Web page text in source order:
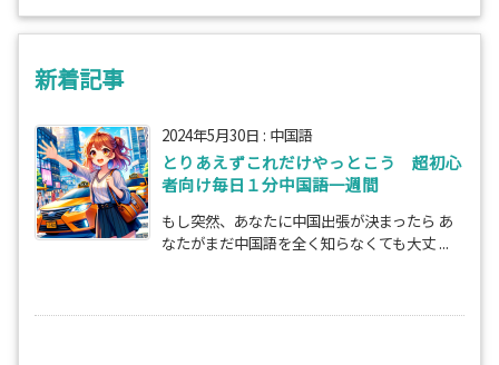
新着記事
2024年5月30日 : 中国語
とりあえずこれだけやっとこう 超初心
者向け毎日１分中国語一週間
もし突然、あなたに中国出張が決まったら あ
なたがまだ中国語を全く知らなくても大丈 ...